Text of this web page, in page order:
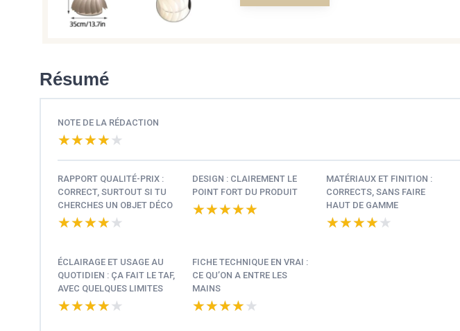
Résumé
NOTE DE LA RÉDACTION
★★★★★
★★★★★
RAPPORT QUALITÉ-PRIX :
CORRECT, SURTOUT SI TU
CHERCHES UN OBJET DÉCO
★★★★★
★★★★★
DESIGN : CLAIREMENT LE
POINT FORT DU PRODUIT
★★★★★
★★★★★
MATÉRIAUX ET FINITION :
CORRECTS, SANS FAIRE
HAUT DE GAMME
★★★★★
★★★★★
ÉCLAIRAGE ET USAGE AU
QUOTIDIEN : ÇA FAIT LE TAF,
AVEC QUELQUES LIMITES
★★★★★
★★★★★
FICHE TECHNIQUE EN VRAI :
CE QU’ON A ENTRE LES
MAINS
★★★★★
★★★★★